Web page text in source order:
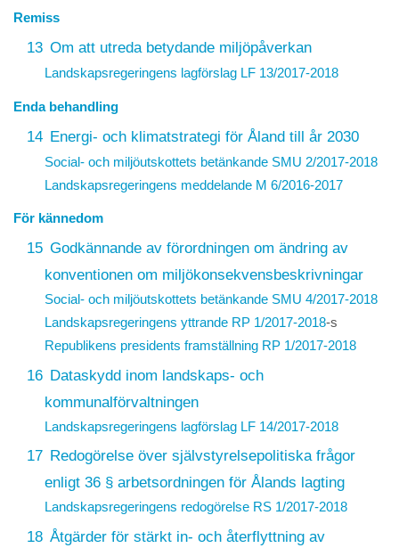
Remiss
13 Om att utreda betydande miljöpåverkan
Landskapsregeringens lagförslag LF 13/2017-2018
Enda behandling
14 Energi- och klimatstrategi för Åland till år 2030
Social- och miljöutskottets betänkande SMU 2/2017-2018
Landskapsregeringens meddelande M 6/2016-2017
För kännedom
15 Godkännande av förordningen om ändring av
konventionen om miljökonsekvensbeskrivningar
Social- och miljöutskottets betänkande SMU 4/2017-2018
Landskapsregeringens yttrande RP 1/2017-2018-s
Republikens presidents framställning RP 1/2017-2018
16 Dataskydd inom landskaps- och
kommunalförvaltningen
Landskapsregeringens lagförslag LF 14/2017-2018
17 Redogörelse över självstyrelsepolitiska frågor
enligt 36 § arbetsordningen för Ålands lagting
Landskapsregeringens redogörelse RS 1/2017-2018
18 Åtgärder för stärkt in- och återflyttning av